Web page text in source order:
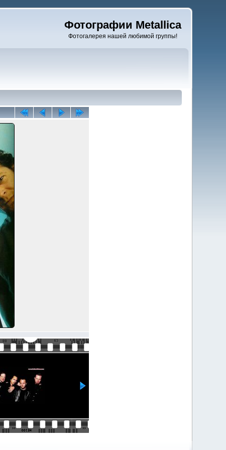
Фотографии Metallica
Фотогалерея нашей любимой группы!